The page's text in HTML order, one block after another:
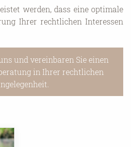
werden, dass eine optimale
Ihrer rechtlichen Interessen
und vereinbaren Sie einen
in Ihrer rechtlichen